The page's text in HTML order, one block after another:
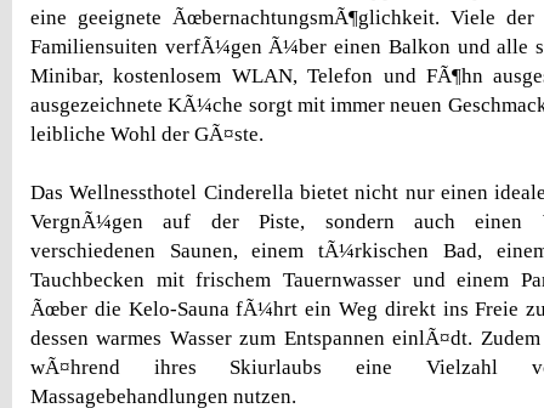
eine geeignete ÃœbernachtungsmÃ¶glichkeit. Viele
Familiensuiten verfÃ¼gen Ã¼ber einen Balkon und alle
Minibar, kostenlosem WLAN, Telefon und FÃ¶hn
ausgezeichnete KÃ¼che sorgt mit immer neuen
leibliche Wohl der GÃ¤ste.
Das Wellnessthotel Cinderella bietet nicht nur einen
VergnÃ¼gen auf der Piste, sondern auch einen
verschiedenen Saunen, einem tÃ¼rkischen Bad,
Tauchbecken mit frischem Tauernwasser und einem
Ãœber die Kelo-Sauna fÃ¼hrt ein Weg direkt ins Freie
dessen warmes Wasser zum Entspannen einlÃ¤dt.
wÃ¤hrend ihres Skiurlaubs eine Vielzahl
Massagebehandlungen nutzen.